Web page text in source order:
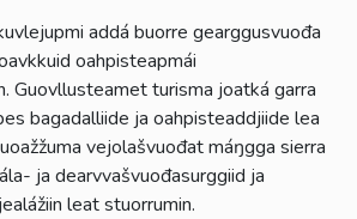
addá buorre gearggusvuođa
oahpisteapmái
Guovllusteamet turisma joatká garra
bagadalliide ja oahpisteaddjiide lea
vejolašvuođat máŋgga sierra
ja dearvvašvuođasurggiid ja
leat stuorrumin.